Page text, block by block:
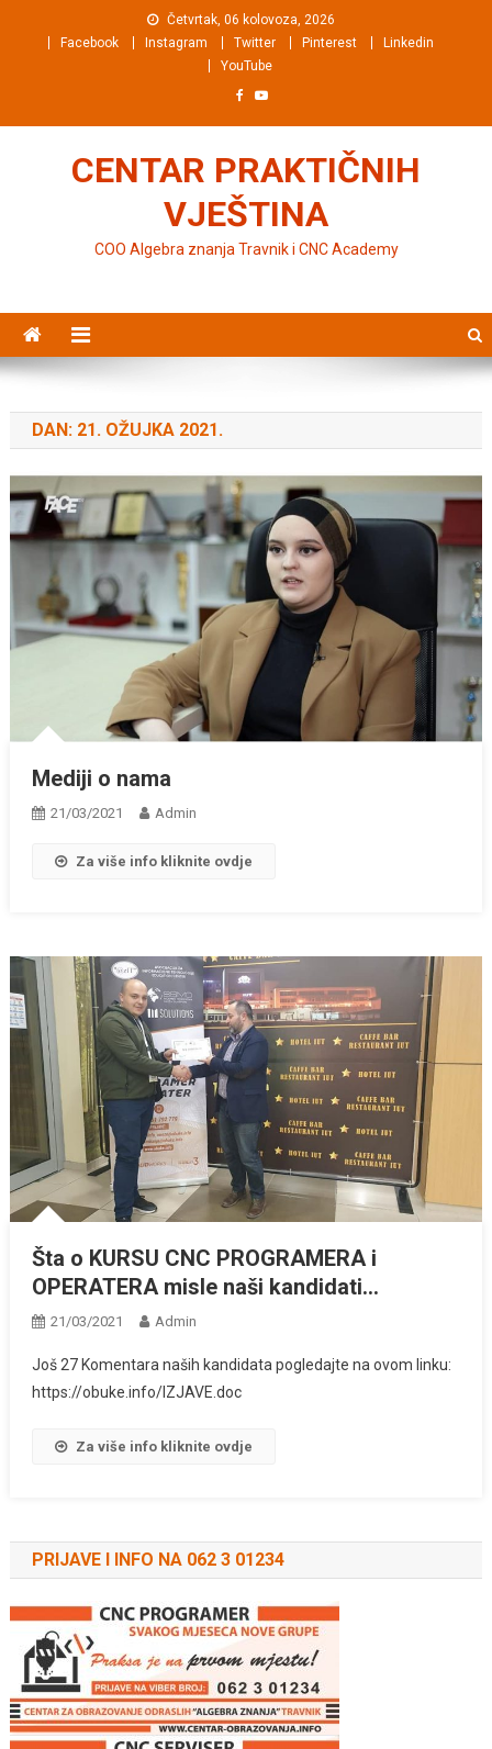
Preskočite na sadržaj
Četvrtak, 06 kolovoza, 2026
Facebook
Instagram Twitter Pinterest
Linkedin
YouTube
CENTAR PRAKTIČNIH
VJEŠTINA
COO Algebra znanja Travnik i CNC Academy
DAN: 21. OŽUJKA 2021.
Mediji o nama
21/03/2021 Admin
Za više info kliknite ovdje
Šta o KURSU CNC PROGRAMERA i
OPERATERA misle naši kandidati…
21/03/2021 Admin
Još 27 Komentara naših kandidata pogledajte na ovom linku:
https://obuke.info/IZJAVE.doc
Za više info kliknite ovdje
PRIJAVE I INFO NA 062 3 01234